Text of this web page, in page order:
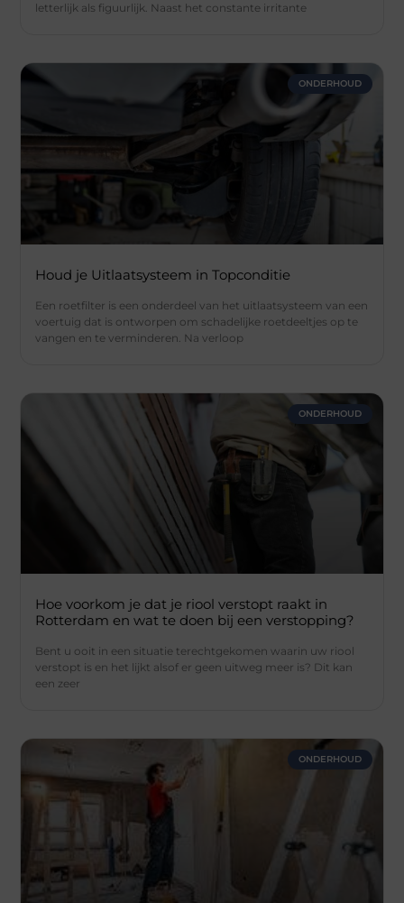
letterlijk als figuurlijk. Naast het constante irritante
ONDERHOUD
Houd je Uitlaatsysteem in Topconditie
Een roetfilter is een onderdeel van het uitlaatsysteem van een
voertuig dat is ontworpen om schadelijke roetdeeltjes op te
vangen en te verminderen. Na verloop
ONDERHOUD
Hoe voorkom je dat je riool verstopt raakt in
Rotterdam en wat te doen bij een verstopping?
Bent u ooit in een situatie terechtgekomen waarin uw riool
verstopt is en het lijkt alsof er geen uitweg meer is? Dit kan
een zeer
ONDERHOUD